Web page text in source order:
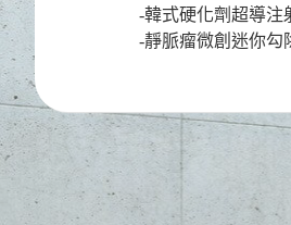
-韓式硬化劑超導注
-靜脈瘤微創迷你勾